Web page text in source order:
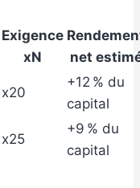
Exigence
xN
net
x20
+12 % du
capital
x25
+9 % du
capital